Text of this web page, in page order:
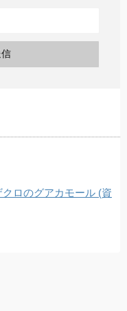
ロのグアカモール (資